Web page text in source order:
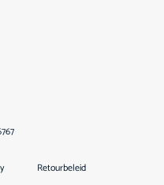
Retourbeleid